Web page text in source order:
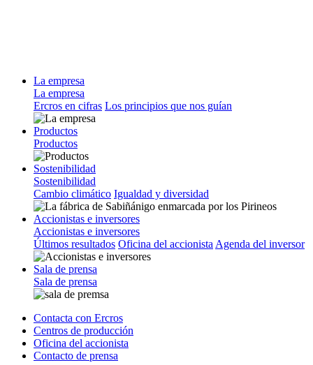
La empresa
La empresa
Ercros en cifras Los principios que nos guían
Productos
Productos
Sostenibilidad
Sostenibilidad
Cambio climático Igualdad y diversidad
Accionistas e inversores
Accionistas e inversores
Últimos resultados Oficina del accionista Agenda del inversor
Sala de prensa
Sala de prensa
Contacta con Ercros
Centros de producción
Oficina del accionista
Contacto de prensa